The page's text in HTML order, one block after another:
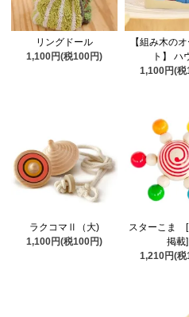
リングドール
1,100円(税100円)
【組み木の
ト】 ハ
1,100円(税
ラクコマⅡ（大)
1,100円(税100円)
スターこま [
掲載]
1,210円(税